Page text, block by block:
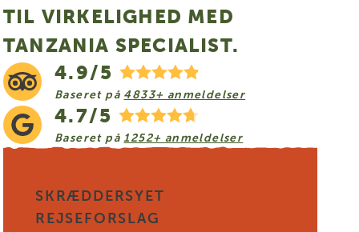
TIL VIRKELIGHED MED
TANZANIA SPECIALIST.
4.9/5
Baseret på 4833+ anmeldelser
4.7/5
Baseret på1252+ anmeldelser
SKRÆDDERSYET
REJSEFORSLAG